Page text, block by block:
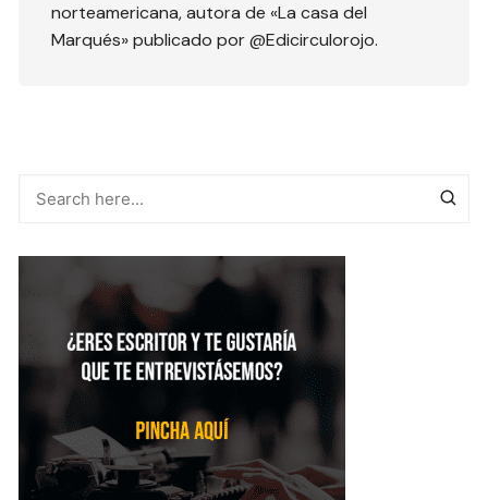
norteamericana, autora de «La casa del
Marqués» publicado por @Edicirculorojo.